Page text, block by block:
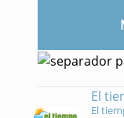
El
El